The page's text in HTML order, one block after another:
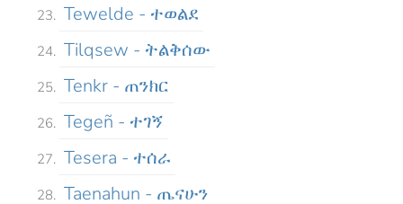
Tewelde - ተወልደ
Tilqsew - ትልቅሰው
Tenkr - ጠንክር
Tegeñ - ተገኝ
Tesera - ተሰራ
Taenahun - ጤናሁን